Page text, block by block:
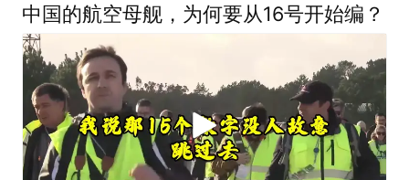
中国的航空母舰，为何要从16号开始编？